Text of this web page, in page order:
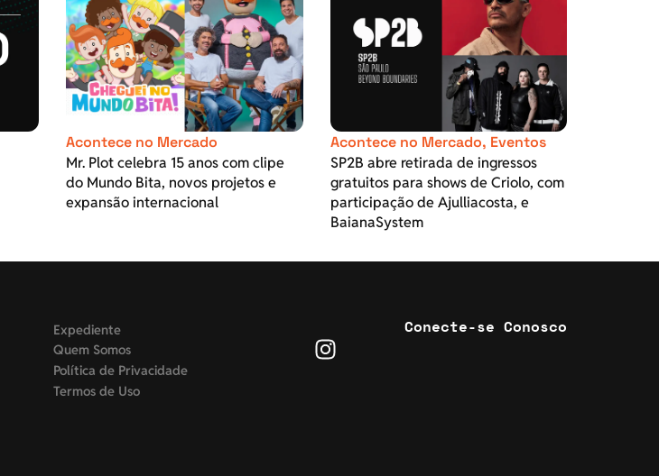
Acontece no Mercado
Mr. Plot celebra 15 anos com clipe
do Mundo Bita, novos projetos e
expansão internacional
Acontece no Mercado, Eventos
SP2B abre retirada de ingressos
gratuitos para shows de Criolo, com
participação de Ajulliacosta, e
BaianaSystem
Expediente
Quem Somos
Política de Privacidade
Termos de Uso
Conecte-se Conosco